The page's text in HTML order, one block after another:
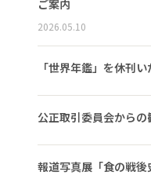
ご案内
2026.05.10
「世界年鑑」を休刊
公正取引委員会からの
報道写真展「食の戦